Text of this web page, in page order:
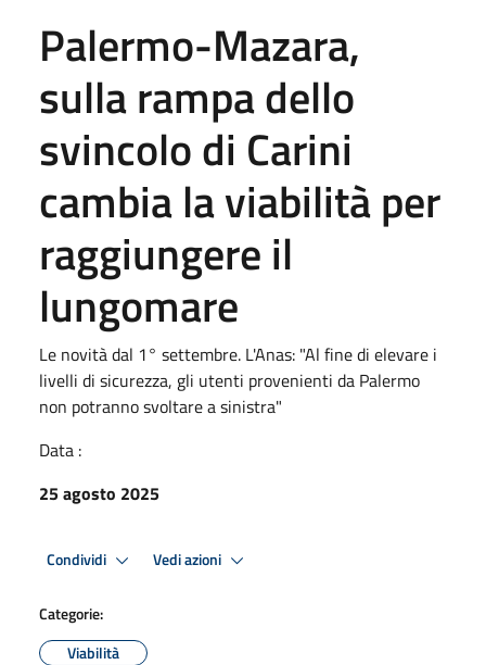
Palermo-Mazara,
sulla rampa dello
svincolo di Carini
cambia la viabilità per
raggiungere il
lungomare
Le novità dal 1° settembre. L'Anas: "Al fine di elevare i
livelli di sicurezza, gli utenti provenienti da Palermo
non potranno svoltare a sinistra"
Data :
25 agosto 2025
Condividi Vedi azioni
Categorie:
Viabilità